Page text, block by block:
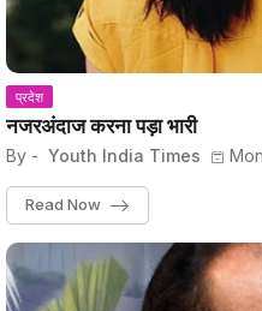
प्रदेश
नजरअंदाज करना पड़ा भारी
By - Youth India Times
Read Now